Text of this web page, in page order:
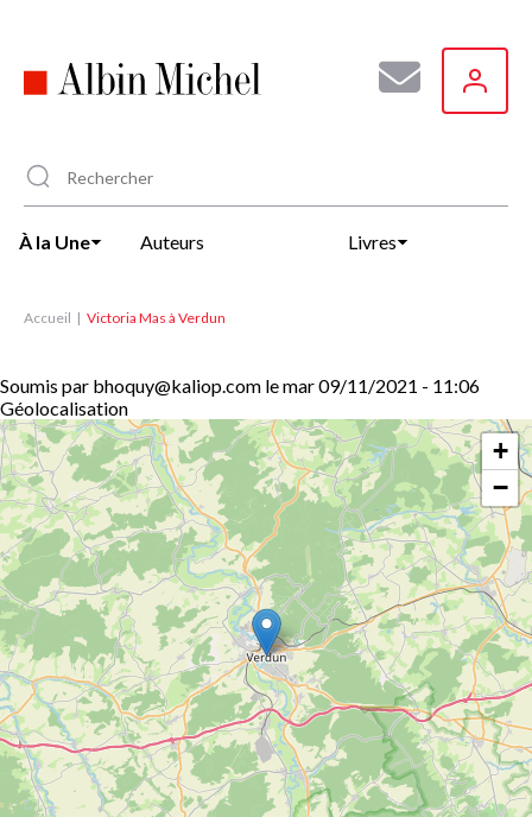
principal
À la Une Auteurs Livres
Accueil Victoria Mas à Verdun
Soumis par bhoquy@kaliop.com lemar 09/11/2021 - 11:06
Géolocalisation
+
−